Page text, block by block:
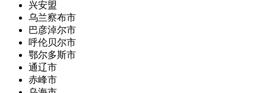
兴安盟
乌兰察布市
巴彦淖尔市
呼伦贝尔市
鄂尔多斯市
通辽市
赤峰市